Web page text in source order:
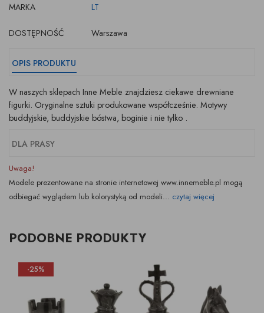
MARKA
LT
DOSTĘPNOŚĆ Warszawa
OPIS PRODUKTU
W naszych sklepach Inne Meble znajdziesz ciekawe drewniane
figurki. Oryginalne sztuki produkowane współcześnie. Motywy
buddyjskie, buddyjskie bóstwa, boginie i nie tylko .
DLA PRASY
Uwaga!
Modele prezentowane na stronie internetowej www.innemeble.pl mogą
odbiegać wyglądem lub kolorystyką od modeli... czytaj więcej
PODOBNE PRODUKTY
-25%